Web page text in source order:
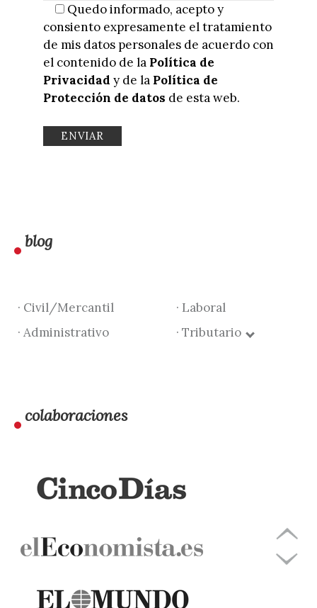
Quedo informado, acepto y
consiento expresamente el tratamiento
de mis datos personales de acuerdo con
el contenido de la Política de
Privacidad y de la Política de
Protección de datos de esta web.
blog
· Civil/Mercantil
· Laboral
· Administrativo
· Tributario
colaboraciones